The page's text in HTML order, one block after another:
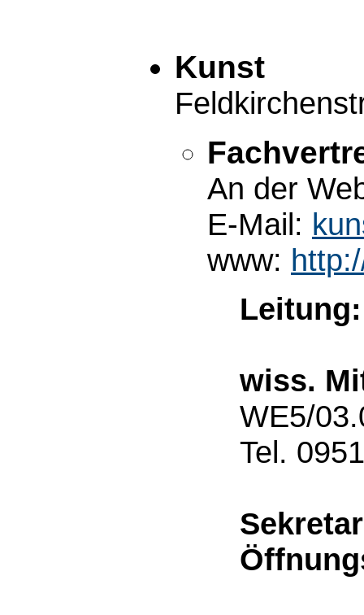
Kunst
An der
E-Mail:
www:
Leitung:
wiss.
WE5/
Tel.